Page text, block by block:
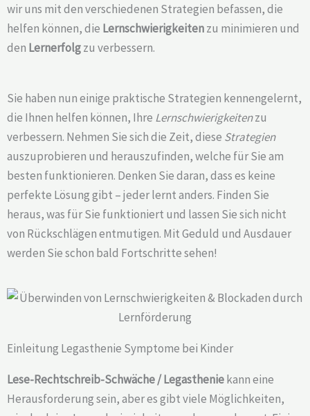
wir uns mit den verschiedenen Strategien befassen, die
helfen können, die Lernschwierigkeitenzu minimieren und
den Lernerfolgzu verbessern.
Sie haben nun einige praktische Strategien kennengelernt,
die Ihnen helfen können, Ihre Lernschwierigkeitenzu
verbessern. Nehmen Sie sich die Zeit, diese Strategien
auszuprobieren und herauszufinden, welche für Sie am
besten funktionieren. Denken Sie daran, dass es keine
perfekte Lösung gibt – jeder lernt anders. Finden Sie
heraus, was für Sie funktioniert und lassen Sie sich nicht
von Rückschlägen entmutigen. Mit Geduld und Ausdauer
werden Sie schon bald Fortschritte sehen!
Einleitung Legasthenie Symptome bei Kinder
Lese-Rechtschreib-Schwäche / Legastheniekann eine
Herausforderung sein, aber es gibt viele Möglichkeiten,